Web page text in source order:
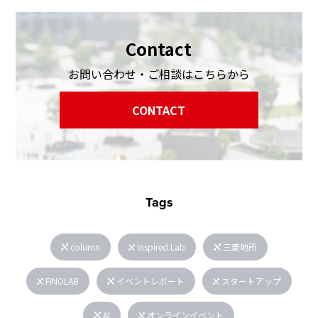
Contact
お問い合わせ・ご相談はこちらから
CONTACT
Tags
column Inspired.Lab 三菱地所
FINOLAB イベントレポート スタートアップ
AI オンラインイベント